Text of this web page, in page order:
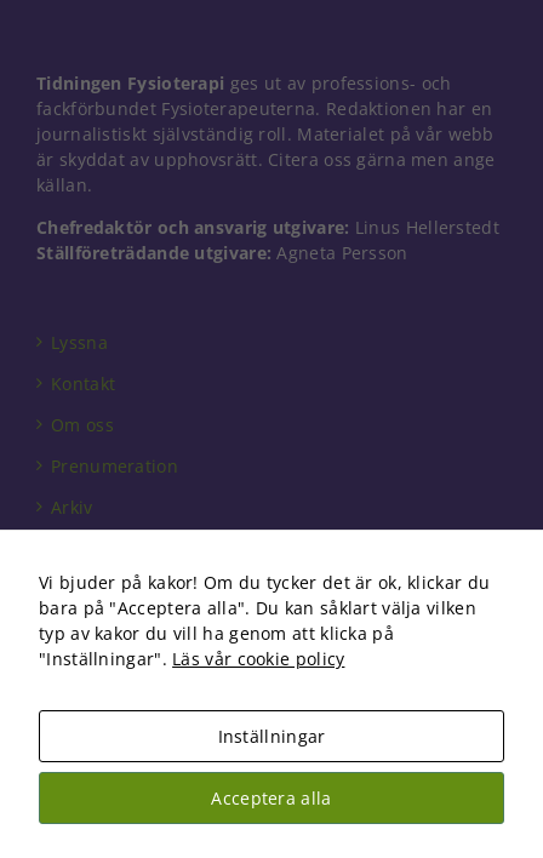
Tidningen Fysioterapi ges ut av professions- och
fackförbundet Fysioterapeuterna. Redaktionen har en
journalistiskt självständig roll. Materialet på vår webb
är skyddat av upphovsrätt. Citera oss gärna men ange
källan.
Chefredaktör och ansvarig utgivare: Linus Hellerstedt
Ställföreträdande utgivare: Agneta Persson
Lyssna
Kontakt
Om oss
Prenumeration
Arkiv
Förbundet
Om cookies
Copyright 2026 Fysioterapi | All Rights Reserved
Facebook
Instagram
Vi bjuder på kakor! Om du tycker det är ok, klickar du
bara på "Acceptera alla". Du kan såklart välja vilken
typ av kakor du vill ha genom att klicka på
"Inställningar". Läs vår cookie policy
Inställningar
Acceptera alla
Nödvändiga
Dessa kakor
hemsidans
funktionalitet
och
uppbyggnad,
används.
Upplevelse